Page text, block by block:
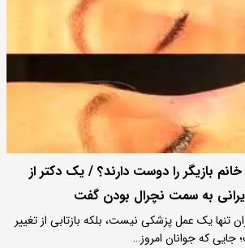
خانم بازیگر را دوست دارند؟ / یک دکتر از
به سمت نچرال بودن گفت
تنها یک عمل پزشکی نیست، بلکه بازتابی از تغییر
که جوانان امروز…